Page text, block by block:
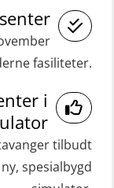
learning
–
(MFA104)
8
fasiliteter.
i
tilbudt
spesialbygd